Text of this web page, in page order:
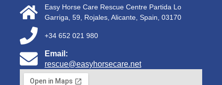
Easy Horse Care Rescue Centre Partida Lo
Garriga, 59, Rojales, Alicante, Spain, 03170
+34 652 021 980
Email:
rescue@easyhorsecare.net